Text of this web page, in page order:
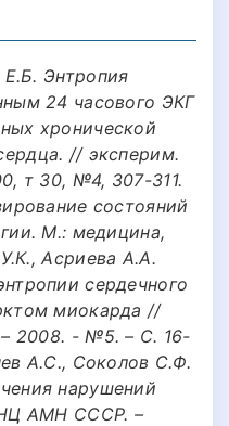
Энтропия
24 часового ЭКГ
хронической
// эксперим.
т 30, №4, 307-311.
состояний
М.: медицина,
Асриева А.А.
сердечного
миокарда //
2008. - №5. – С. 16-
А.С., Соколов С.Ф.
нарушений
АМН СССР. –